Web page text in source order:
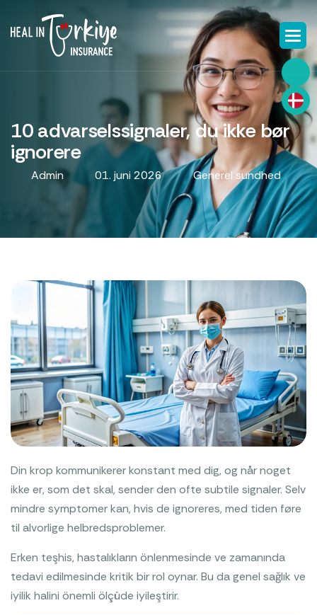
10 advarselssignaler, du ikke bør
ignorere
Admin 01. juni 2026 Generel sundhed
Din krop kommunikerer konstant med dig, og når noget
ikke er, som det skal, sender den ofte subtile signaler. Selv
mindre symptomer kan, hvis de ignoreres, med tiden føre
til alvorlige helbredsproblemer.
Erken teşhis, hastalıkların önlenmesinde ve zamanında
tedavi edilmesinde kritik bir rol oynar. Bu da genel sağlık ve
iyilik halini önemli ölçüde iyileştirir.